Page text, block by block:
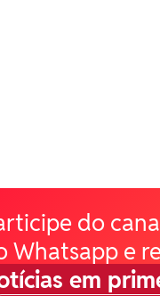
do
Whatsapp e
em